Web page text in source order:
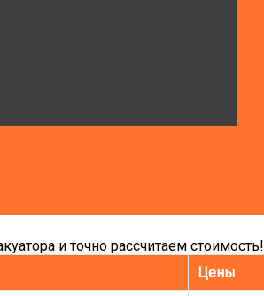
и точно рассчитаем стоимость!
Цены